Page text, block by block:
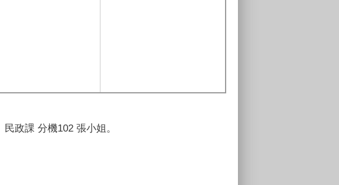
民政課 分機102 張小姐